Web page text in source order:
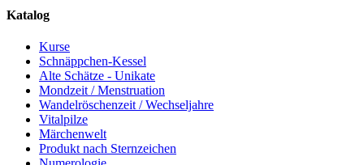
Katalog
Kurse
Schnäppchen-Kessel
Alte Schätze - Unikate
Mondzeit / Menstruation
Wandelröschenzeit / Wechseljahre
Vitalpilze
Märchenwelt
Produkt nach Sternzeichen